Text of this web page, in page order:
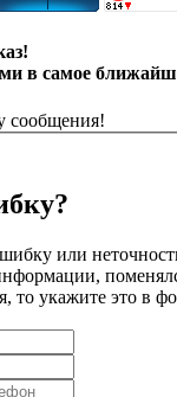
в самое
сообщения!
или
то укажите это в